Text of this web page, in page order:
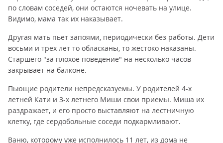
по словам соседей, они остаются ночевать на улице.
Видимо, мама так их наказывает.
Другая мать пьет запоями, периодически без работы. Дети
восьми и трех лет то обласканы, то жестоко наказаны.
Старшего "за плохое поведение" на несколько часов
закрывает на балконе.
Пьющие родители непредсказуемы. У родителей 4-х
летней Кати и 3-х летнего Миши свои приемы. Миша их
раздражает, и его просто выставляют на лестничную
клетку, где сердобольные соседи подкармливают.
Ваню, которому уже исполнилось 11 лет, из дома не